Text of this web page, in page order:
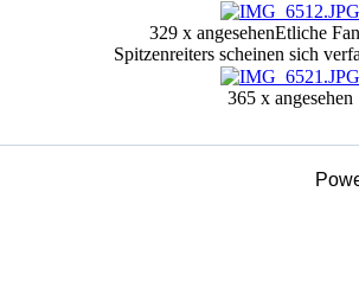
329 x angesehenEtliche
Spitzenreiters scheinen sich
365 x angesehen